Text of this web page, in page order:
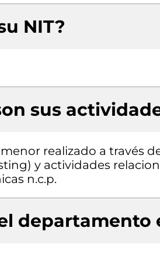
NIT?
sus
realizado a través
y actividades
n.c.p.
departamento